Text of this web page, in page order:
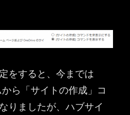
をすると、今までは
ら「サイトの作成」コ
りましたが、ハブサイ